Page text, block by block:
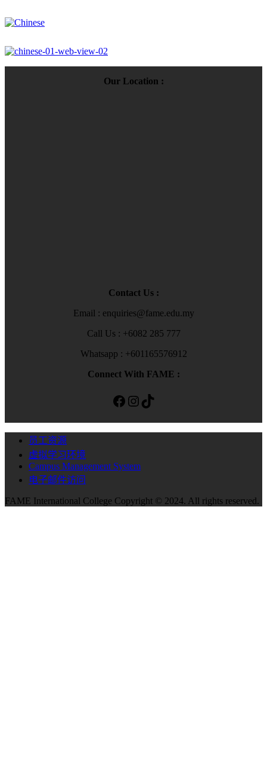
Our Location :
Contact Us :
Email : enquiries@fame.edu.my
Call Us : +6082 285 777
Whatsapp : +601165576912
Connect With FAME :
Facebook Instagram TikTok
员工资源
虚拟学习环境
Campus Management System
电子邮件访问
FAME International College Copyright © 2024. All rights reserved.